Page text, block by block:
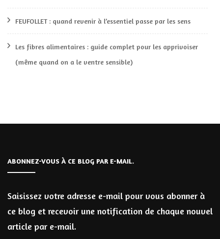
FEUFOLLET : quand revenir à l’essentiel passe par les sens
Les fibres alimentaires : guide complet pour les apprivoiser
(même quand on a le ventre sensible)
ABONNEZ-VOUS À CE BLOG PAR E-MAIL.
Saisissez votre adresse e-mail pour vous abonner à
ce blog et recevoir une notification de chaque nouvel
article par e-mail.